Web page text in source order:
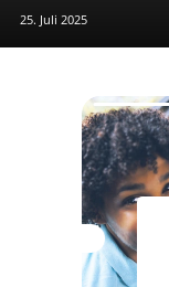
25. Juli 2025